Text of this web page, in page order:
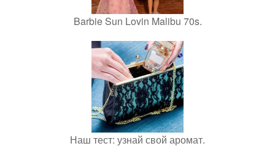
Barbie Sun Lovin Malibu 70s.
Наш тест: узнай свой аромат.